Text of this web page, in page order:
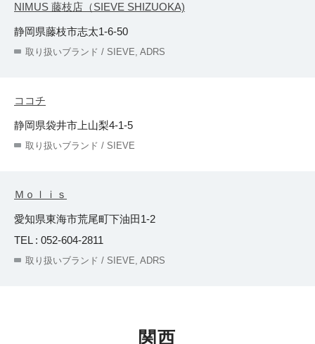
NIMUS 藤枝店（SIEVE SHIZUOKA)
静岡県藤枝市志太1-6-50
取り扱いブランド / SIEVE, ADRS
ココチ
静岡県袋井市上山梨4-1-5
取り扱いブランド / SIEVE
Ｍｏｌｉｓ
愛知県東海市荒尾町下油田1-2
TEL : 052-604-2811
取り扱いブランド / SIEVE, ADRS
関西